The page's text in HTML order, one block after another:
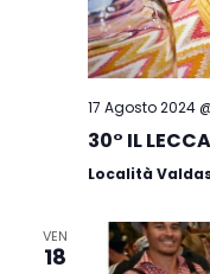
17 Agosto 2024
30° IL
Località
VEN
18